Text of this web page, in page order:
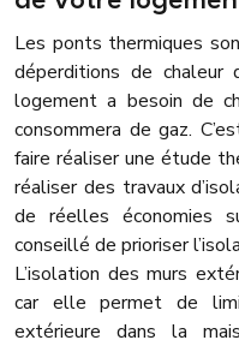
Les ponts thermiques
déperditions de chaleur
logement a besoin de
consommera de gaz.
faire réaliser une étude
réaliser des travaux
de réelles économies
conseillé de prioriser
L’isolation des murs
car elle permet de
extérieure dans la